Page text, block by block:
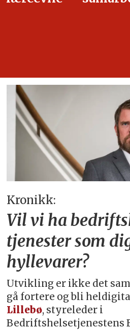
Kronikk:
Vil vi ha
tjenester som
hyllevarer?
Utvikling er ikke det
gå fortere og bli
Lillebø, styreleder i
Bedriftshelsetjenestens